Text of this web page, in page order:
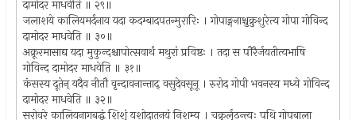
दामोदर माधवेति ॥ २९॥
जलाशये कालियमर्दनाय यदा कदम्बादपतन्मुरारिः । गोपाङ्गनाश्चुक्रुशुरेत्य गोपा गोविन्द
दामोदर माधवेति ॥ ३०॥
अक्रूरमासाद्य यदा मुकुन्दश्चापोत्सवार्थं मथुरां प्रविष्ठः । तदा स पौरैर्जयतीत्यभाषि
गोविन्द दामोदर माधवेति ॥ ३१॥
कंसस्य दूतेन् यदैव नीतौ वृन्दावनान्ताद् वसुदेवसूनू । रुरोद गोपी भवनस्य मध्ये गोविन्द
दामोदर माधवेति ॥ ३२॥
सरोवरे कालियनागबद्धं शिशुं यशोदातनयं निशम्य । चक्रुर्लुठन्त्यः पथि गोपबाला